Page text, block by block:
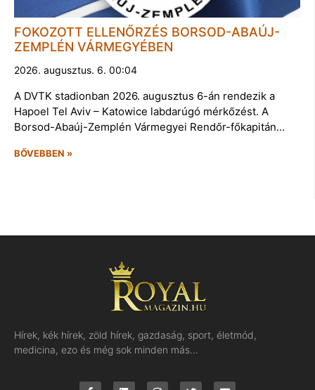
FOKOZOTT ELLENŐRZÉS BORSOD-ABAÚJ-
ZEMPLÉN VÁRMEGYÉBEN
2026. augusztus. 6. 00:04
A DVTK stadionban 2026. augusztus 6-án rendezik a
Hapoel Tel Aviv – Katowice labdarúgó mérkőzést. A
Borsod-Abaúj-Zemplén Vármegyei Rendőr-főkapitán…
BŐVEBBEN »
Hírek, kék hírek, zöld hírek, gazdaság, sport, életmód,
medicina, ezo és még sok minden más…